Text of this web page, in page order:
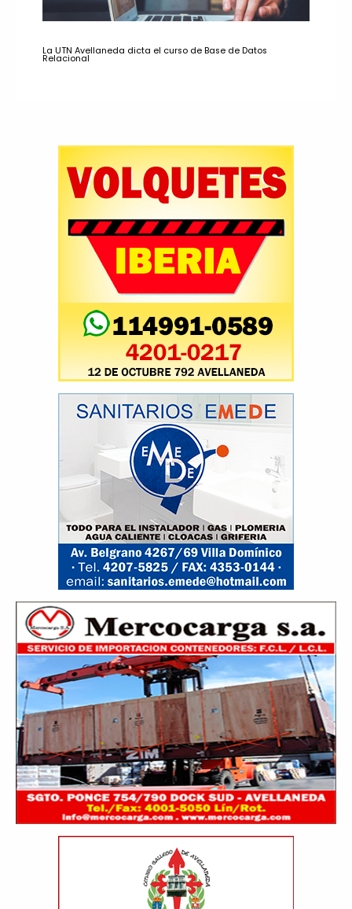
La UTN Avellaneda dicta el curso de Base de Datos
Relacional